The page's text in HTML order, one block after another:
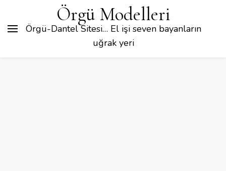
Örgü Modelleri
Örgü-Dantel Sitesi… El işi seven bayanların
uğrak yeri